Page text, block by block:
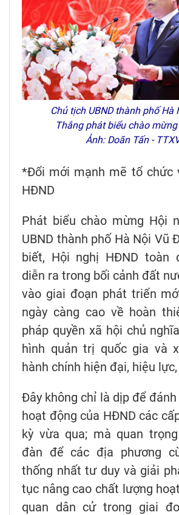
Chủ tịch UBND thành phố Hà
Thắng phát biểu chào
Ảnh: Doãn Tấn -
*Đổi mới mạnh mẽ tổ chức
HĐND
Phát biểu chào mừng Hội
UBND thành phố Hà Nội Vũ
biết, Hội nghị HĐND toàn
diễn ra trong bối cảnh đất
vào giai đoạn phát triển
ngày càng cao về hoàn
pháp quyền xã hội chủ
hình quản trị quốc gia và
hành chính hiện đại, hiệu
Đây không chỉ là dịp để
hoạt động của HĐND các
kỳ vừa qua; mà quan
đàn để các địa phương
thống nhất tư duy và giải
tục nâng cao chất lượng
quan dân cử trong giai